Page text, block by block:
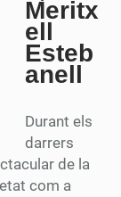
Meritx
ell
Esteb
anell
Durant els
darrers
de la
com a